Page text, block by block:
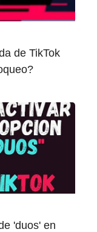
de TikTok
'duos' en